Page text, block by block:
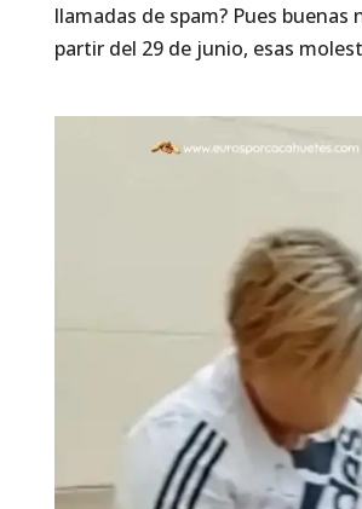
llamadas de spam? Pues buenas
partir del 29 de junio, esas